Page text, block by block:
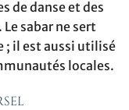
de danse et des
sabar ne sert
; il est aussi utilisé
locales.